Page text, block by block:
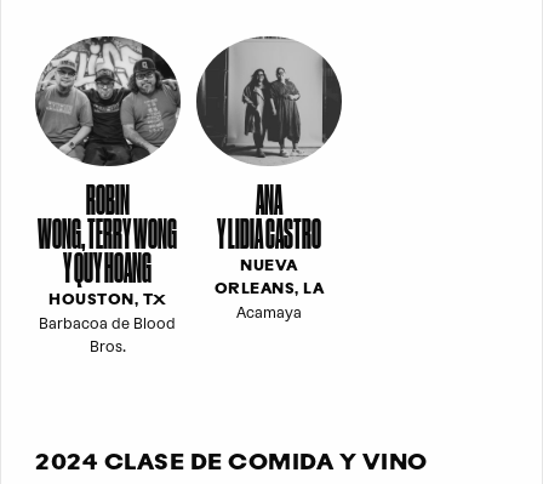
ROBIN
WONG, TERRY WONG
Y QUY HOANG
HOUSTON, TX
Barbacoa de Blood
Bros.
ANA
Y LIDIA CASTRO
NUEVA
ORLEANS, LA
Acamaya
2024 CLASE DE COMIDA Y VINO